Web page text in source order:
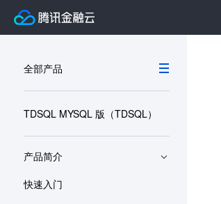
全部产品
TDSQL MYSQL 版（TDSQL）
产品简介
快速入门